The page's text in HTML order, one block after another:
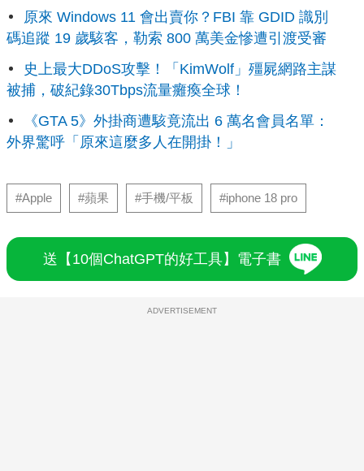
原來 Windows 11 會出賣你？FBI 靠 GDID 識別
碼追蹤 19 歲駭客，勒索 800 萬美金慘遭引渡受審
史上最大DDoS攻擊！「KimWolf」殭屍網路主謀
被捕，破紀錄30Tbps流量癱瘓全球！
《GTA 5》外掛商遭駭竟流出 6 萬名會員名單：
外界驚呼「原來這麼多人在開掛！」
#Apple #蘋果 #手機/平板 #iphone 18 pro
送【10個ChatGPT的好工具】電子書
ADVERTISEMENT